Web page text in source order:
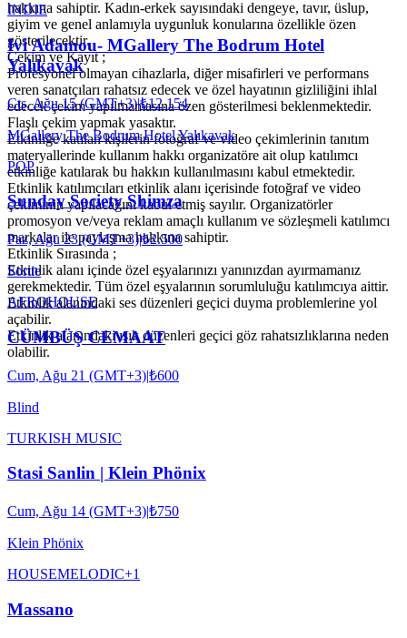
hakkına sahiptir. Kadın-erkek sayısındaki dengeye, tavır, üslup,
giyim ve genel anlamıyla uygunluk konularına özellikle özen
gösterilecektir.
Çekim ve Kayıt ;
Profesyonel olmayan cihazlarla, diğer misafirleri ve performans
veren sanatçıları rahatsız edecek ve özel hayatının gizliliğini ihlal
edecek çekim yapılmamasına özen gösterilmesi beklenmektedir.
Flaşlı çekim yapmak yasaktır.
Etkinliğe katılan kişilerin fotoğraf ve video çekimlerinin tanıtım
materyallerinde kullanım hakkı organizatöre ait olup katılımcı
etkinliğe katılarak bu hakkın kullanılmasını kabul etmektedir.
Etkinlik katılımcıları etkinlik alanı içerisinde fotoğraf ve video
çekiminin yapılacağını kabul etmiş sayılır. Organizatörler
promosyon ve/veya reklam amaçlı kullanım ve sözleşmeli katılımcı
markalar ile paylaşma hakkına sahiptir.
Etkinlik Sırasında ;
Etkinlik alanı içinde özel eşyalarınızı yanınızdan ayırmamanız
gerekmektedir. Tüm özel eşyalarının sorumluluğu katılımcıya aittir.
Etkinlik alanındaki ses düzenleri geçici duyma problemlerine yol
açabilir.
Etkinlik alanındaki ışık düzenleri geçici göz rahatsızlıklarına neden
olabilir.
INDIE
Ivi Adamou- MGallery The Bodrum Hotel
Yalıkavak
Cts, Ağu 15 (GMT+3)|₺12.154
MGallery The Bodrum Hotel Yalıkavak
POP
Sunday Society Shimza
Paz, Ağu 23 (GMT+3)|₺2.500
Sortie
AFROHOUSE
CÜMBÜŞ CEMAAT
Cum, Ağu 21 (GMT+3)|₺600
Blind
TURKISH MUSIC
Stasi Sanlin | Klein Phönix
Cum, Ağu 14 (GMT+3)|₺750
Klein Phönix
HOUSEMELODIC+1
Massano